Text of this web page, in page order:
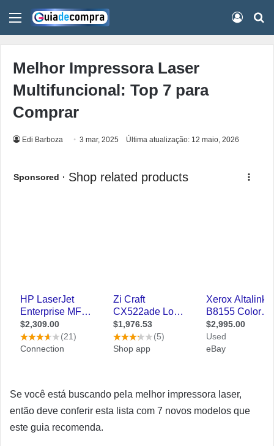
Menu
Melhor Impressora Laser
Multifuncional: Top 7 para
Comprar
Edi Barboza 3 mar, 2025 Última atualização: 12 maio, 2026
Se você está buscando pela melhor impressora laser,
então deve conferir esta lista com 7 novos modelos que
este guia recomenda.